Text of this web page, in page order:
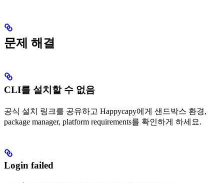
문제 해결
CLI를 설치할 수 없음
공식 설치 링크를 공유하고 Happycapy에게 샌드박스 환경,
package manager, platform requirements를 확인하게 하세요.
Login failed